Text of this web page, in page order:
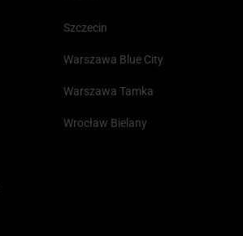
Szczecin
Warszawa Blue City
Warszawa Tamka
Wrocław Bielany